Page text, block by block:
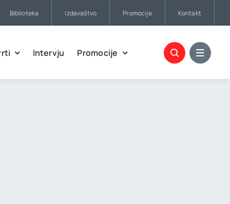
Biblioteka Izdavaštvo Promocije Kontakt
Intervju Promocije